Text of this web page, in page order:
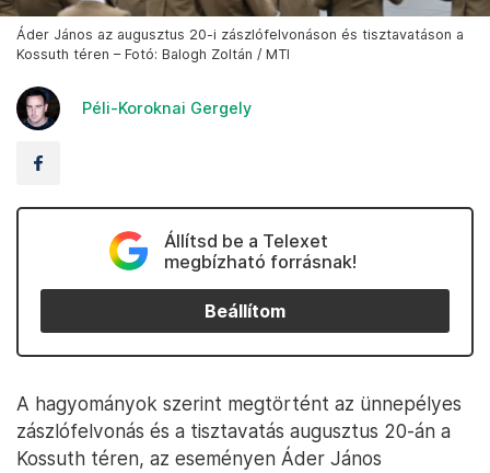
Áder János az augusztus 20-i zászlófelvonáson és tisztavatáson a
Kossuth téren – Fotó: Balogh Zoltán / MTI
Péli-Koroknai Gergely
Állítsd be a Telexet
megbízható forrásnak!
Beállítom
A hagyományok szerint megtörtént az ünnepélyes
zászlófelvonás és a tisztavatás augusztus 20-án a
Kossuth téren, az eseményen Áder János